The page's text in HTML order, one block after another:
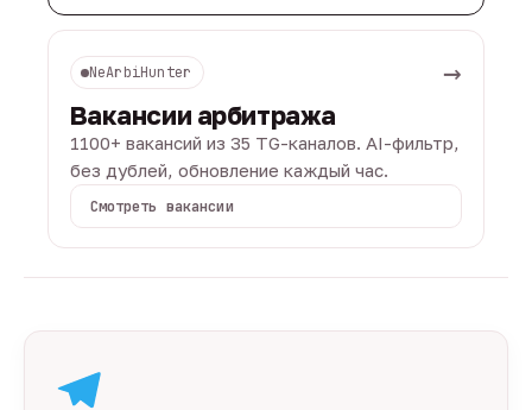
NeArbiHunter →
Вакансии арбитража
1100+ вакансий из 35 TG-каналов. AI-фильтр,
без дублей, обновление каждый час.
Смотреть вакансии